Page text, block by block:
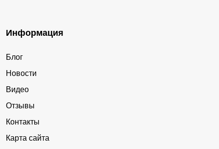
Информация
Блог
Новости
Видео
Отзывы
Контакты
Карта сайта